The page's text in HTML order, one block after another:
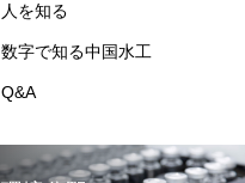
人を知る
数字で知る中国水工
Q&A